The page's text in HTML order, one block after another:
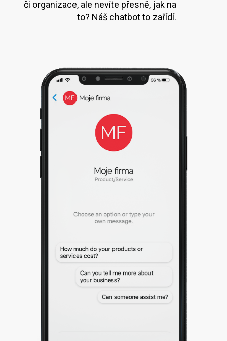
či organizace, ale nevíte přesně, jak na
to? Náš chatbot to zařídí.